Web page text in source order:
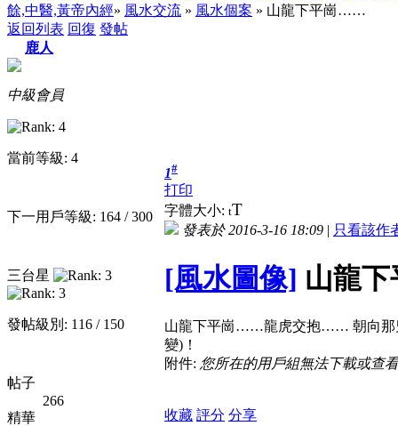
餘,中醫,黃帝內經» 風水交流 » 風水個案 » 山龍下平崗……
返回列表 回復 發帖
鹿人
中級會員
當前等級: 4
下一用戶等級: 164 / 300
三台星
發帖級別: 116 / 150
帖子
266
精華
1#
打印
字體大小: tT
發表於 2016-3-16 18:09 | 只看該作
[風水圖像] 山龍
山龍下平崗……龍虎交抱…… 朝向那
變)！
附件: 您所在的用戶組無法下載或查
收藏 評分 分享